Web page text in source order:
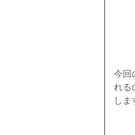
今回
れる
しま